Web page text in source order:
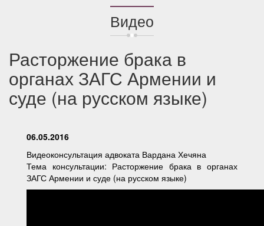
Видео
Расторжение брака в
органах ЗАГС Армении и
суде (на русском языке)
06.05.2016
Видеоконсультация адвоката Вардана Хечяна
Тема консультации: Расторжение брака в органах
ЗАГС Армении и суде (на русском языке)